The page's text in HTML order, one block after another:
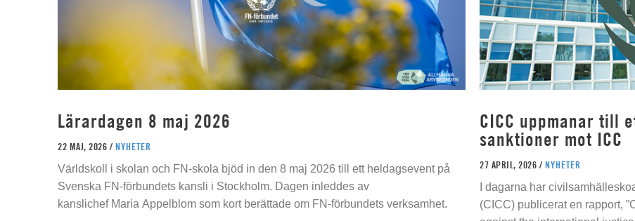
Lärardagen 8 maj 2026
22 MAJ, 2026 / NYHETER
Världskoll i skolan och FN-skola bjöd in den 8 maj 2026 till ett heldagsevent på
Svenska FN-förbundets kansli i Stockholm. Dagen inleddes av
kanslichef Maria Appelblom som kort berättade om FN-förbundets verksamhet.
CICC uppmanar till
sanktioner mot ICC
27 APRIL, 2026 / NYHETER
I dagarna har
(CICC) publicerat en rapport,